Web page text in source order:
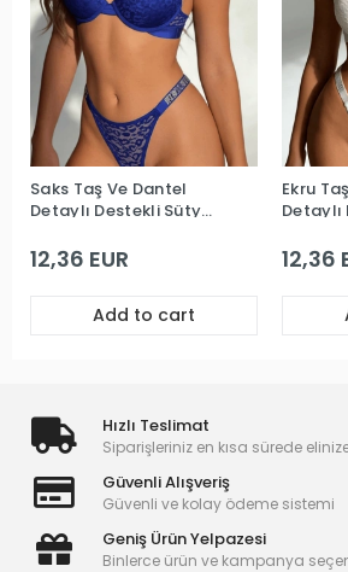
Saks Taş Ve Dantel
Detaylı Destekli Sütyen
12,36 EUR
Add to cart
Ekru
Detaylı
12,36
Hızlı Teslimat
Siparişleriniz en kısa sürede
Güvenli Alışveriş
Güvenli ve kolay ödeme sistemi
Geniş Ürün Yelpazesi
Binlerce ürün ve kampanya